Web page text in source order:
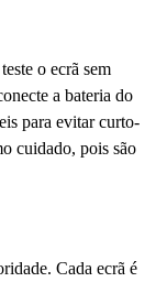
o ecrã sem
a bateria do
para evitar curto-
cuidado, pois são
Cada ecrã é